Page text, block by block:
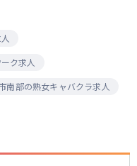
ク求人
南部の熟女キャバクラ求人